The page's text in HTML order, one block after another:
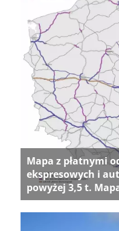
Mapa z płatnymi
ekspresowych i
powyżej 3,5 t.